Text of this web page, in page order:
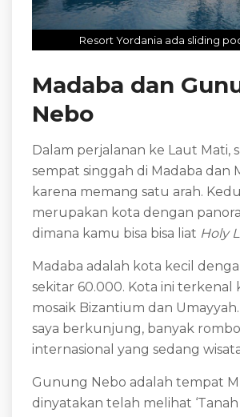
Resort Yordania ada sliding
Madaba dan
Nebo
Dalam perjalanan ke Laut Mati,
sempat singgah di Madaba dan
karena memang satu arah.
merupakan kota dengan
dimana kamu bisa bisa liat Holy
Madaba adalah kota kecil
sekitar 60.000. Kota ini terkenal
mosaik Bizantium dan
saya berkunjung, banyak
internasional yang sedang
Gunung Nebo adalah tempat
dinyatakan telah melihat ‘Tanah